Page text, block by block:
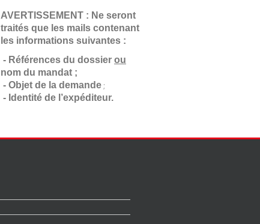
AVERTISSEMENT : Ne seront
traités que les mails contenant
les informations suivantes :
- Références du dossier ou
nom du mandat ;
- Objet de la demande ;
- Identité de l’expéditeur.